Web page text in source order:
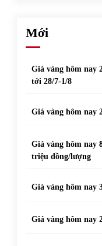
Mới
Giá vàng hôm nay
tới 28/7-1/8
Giá vàng hôm nay
Giá vàng hôm nay
triệu đồng/lượng
Giá vàng hôm nay
Giá vàng hôm nay